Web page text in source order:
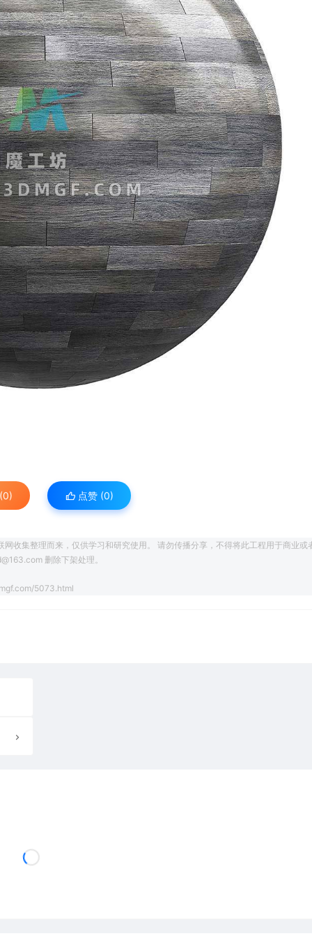
点赞 (0)
收集整理而来，仅供学习和研究使用。 请勿传播分享，不得将此工程用于商业或
删除下架处理。
5073.html